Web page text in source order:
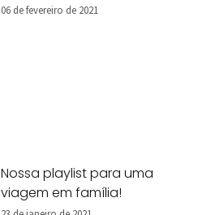
06 de fevereiro de 2021
Nossa playlist para uma
viagem em família!